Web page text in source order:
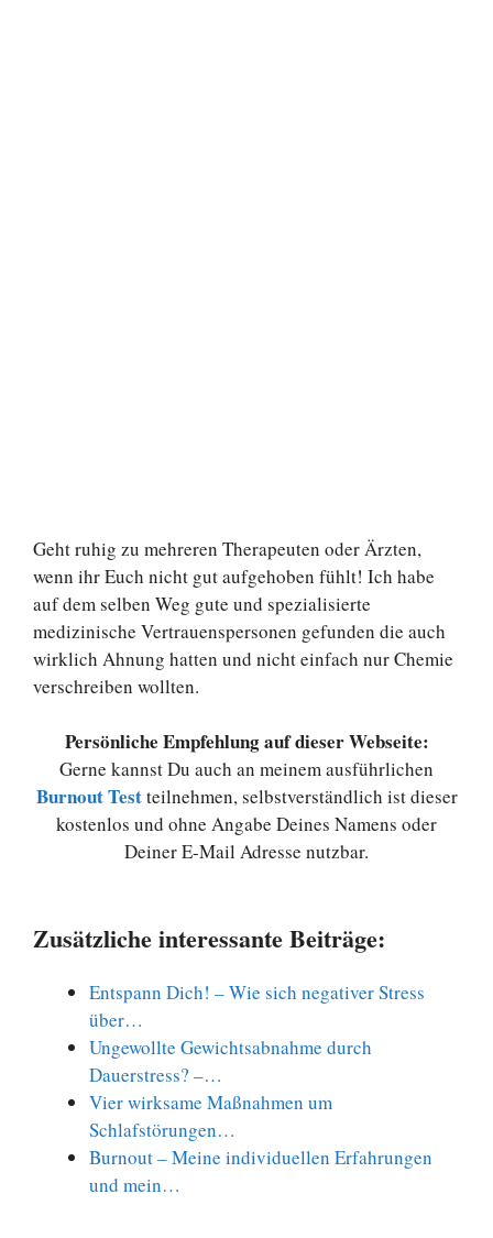
Geht ruhig zu mehreren Therapeuten oder Ärzten,
wenn ihr Euch nicht gut aufgehoben fühlt! Ich habe
auf dem selben Weg gute und spezialisierte
medizinische Vertrauenspersonen gefunden die auch
wirklich Ahnung hatten und nicht einfach nur Chemie
verschreiben wollten.
Persönliche Empfehlung auf dieser Webseite:
Gerne kannst Du auch an meinem ausführlichen
Burnout Testteilnehmen, selbstverständlich ist dieser
kostenlos und ohne Angabe Deines Namens oder
Deiner E-Mail Adresse nutzbar.
Zusätzliche interessante Beiträge:
Entspann Dich! – Wie sich negativer Stress
über…
Ungewollte Gewichtsabnahme durch
Dauerstress? –…
Vier wirksame Maßnahmen um
Schlafstörungen…
Burnout – Meine individuellen Erfahrungen
und mein…